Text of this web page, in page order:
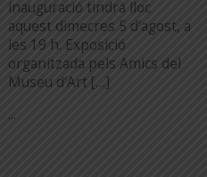
inauguració tindrà lloc
aquest dimecres 5 d’agost, a
les 19 h. Exposició
organitzada pels Amics del
Museu d’Art […]
...